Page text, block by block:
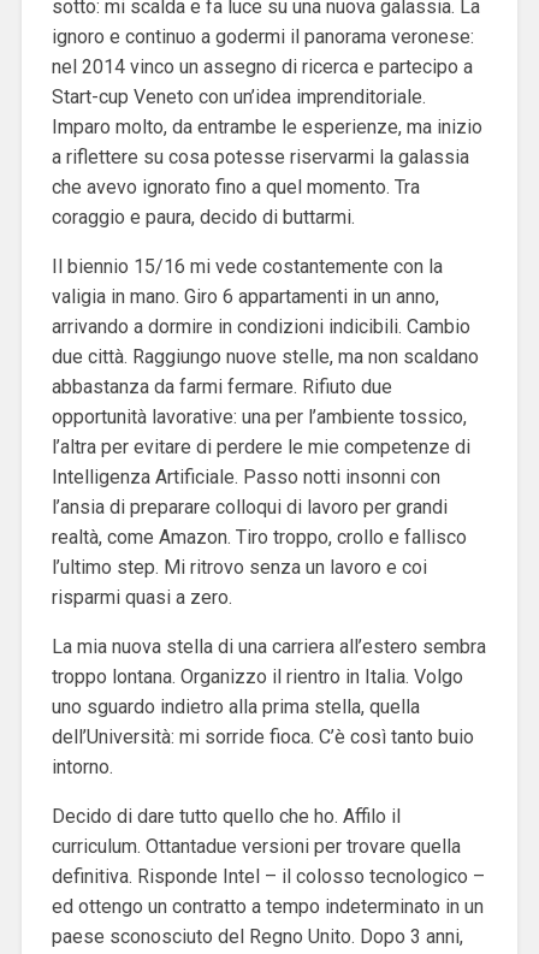
sotto: mi scalda e fa luce su una nuova galassia. La
ignoro e continuo a godermi il panorama veronese:
nel 2014 vinco un assegno di ricerca e partecipo a
Start-cup Veneto con un’idea imprenditoriale.
Imparo molto, da entrambe le esperienze, ma inizio
a riflettere su cosa potesse riservarmi la galassia
che avevo ignorato fino a quel momento. Tra
coraggio e paura, decido di buttarmi.
Il biennio 15/16 mi vede costantemente con la
valigia in mano. Giro 6 appartamenti in un anno,
arrivando a dormire in condizioni indicibili. Cambio
due città. Raggiungo nuove stelle, ma non scaldano
abbastanza da farmi fermare. Rifiuto due
opportunità lavorative: una per l’ambiente tossico,
l’altra per evitare di perdere le mie competenze di
Intelligenza Artificiale. Passo notti insonni con
l’ansia di preparare colloqui di lavoro per grandi
realtà, come Amazon. Tiro troppo, crollo e fallisco
l’ultimo step. Mi ritrovo senza un lavoro e coi
risparmi quasi a zero.
La mia nuova stella di una carriera all’estero sembra
troppo lontana. Organizzo il rientro in Italia. Volgo
uno sguardo indietro alla prima stella, quella
dell’Università: mi sorride fioca. C’è così tanto buio
intorno.
Decido di dare tutto quello che ho. Affilo il
curriculum. Ottantadue versioni per trovare quella
definitiva. Risponde Intel – il colosso tecnologico –
ed ottengo un contratto a tempo indeterminato in un
paese sconosciuto del Regno Unito. Dopo 3 anni,